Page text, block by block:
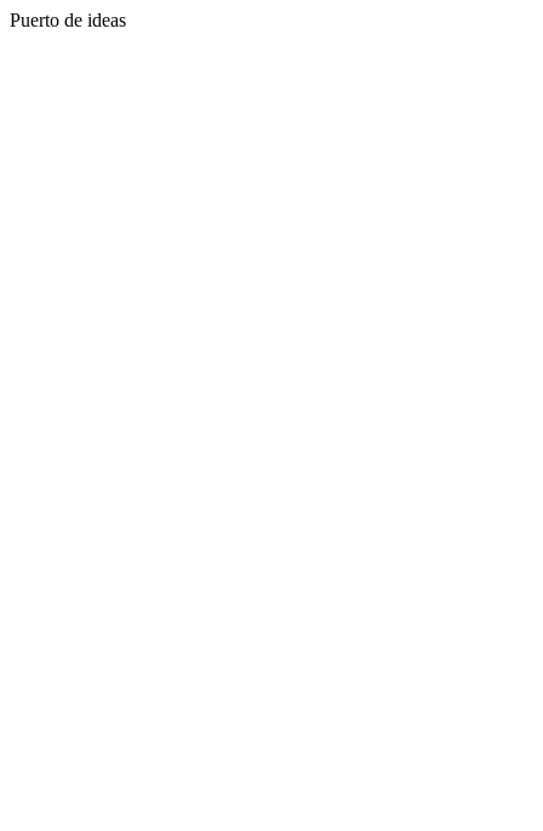
Puerto de ideas